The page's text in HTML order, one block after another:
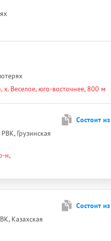
Веселое, юго-восточнее, 800 м
Cостоит
Грузинская
н,
Cостоит
Казахская